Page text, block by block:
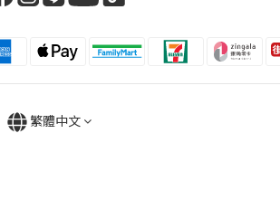
繁體中文